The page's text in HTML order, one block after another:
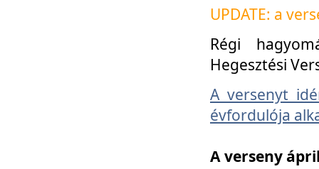
UPDATE: a
Régi
Hegesztési
A versenyt
évfordulója
A verseny